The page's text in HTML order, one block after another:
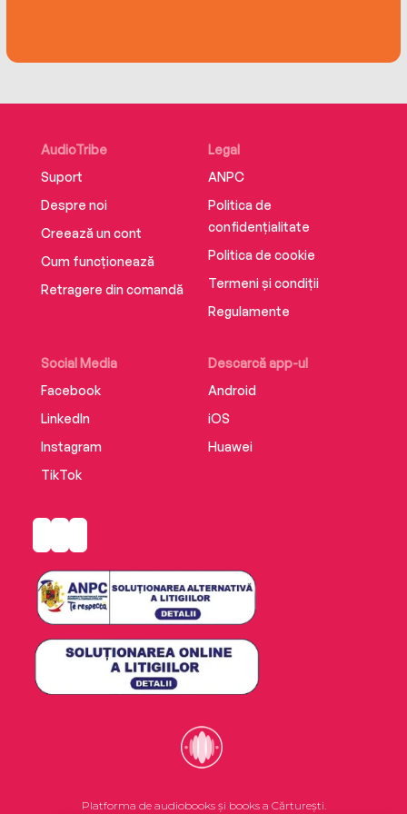
AudioTribe
Suport
Despre noi
Creează un cont
Cum funcționează
Retragere din comandă
Social Media
Facebook
LinkedIn
Instagram
TikTok
Descarcă app-ul
Android
iOS
Huawei
Legal
ANPC
Politica de
confidențialitate
Politica de cookie
Termeni și condiții
Regulamente
Platforma de audiobooks și books a Cărturești.